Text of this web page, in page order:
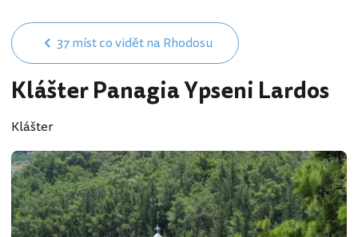
37 míst co vidět na Rhodosu
Klášter Panagia Ypseni Lardos
Klášter